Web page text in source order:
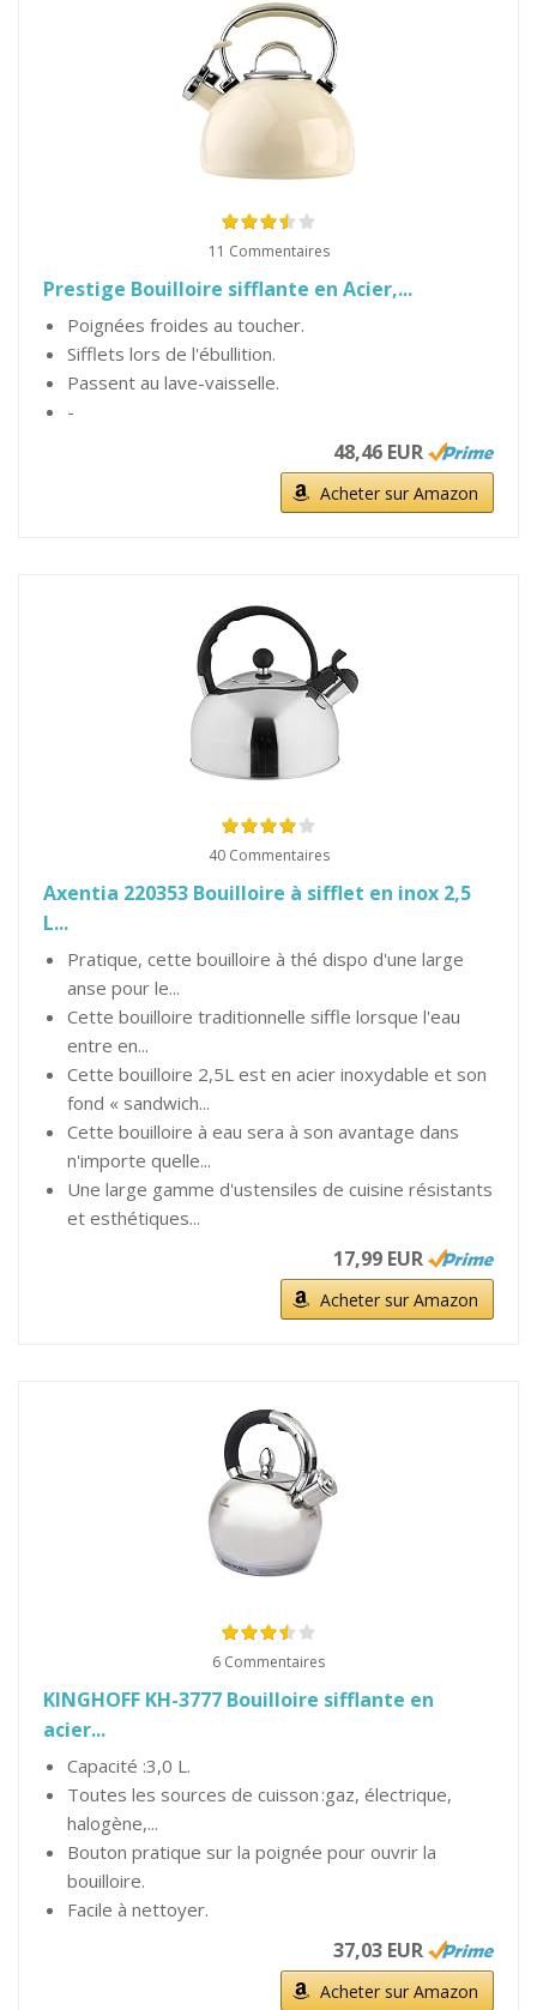
11 Commentaires
Prestige Bouilloire sifflante en Acier,...
Poignées froides au toucher.
Sifflets lors de l'ébullition.
Passent au lave-vaisselle.
-
48,46 EUR
Acheter sur Amazon
40 Commentaires
Axentia 220353 Bouilloire à sifflet en inox 2,5
L...
Pratique, cette bouilloire à thé dispo d'une large
anse pour le...
Cette bouilloire traditionnelle siffle lorsque l'eau
entre en...
Cette bouilloire 2,5L est en acier inoxydable et son
fond « sandwich...
Cette bouilloire à eau sera à son avantage dans
n'importe quelle...
Une large gamme d'ustensiles de cuisine résistants
et esthétiques...
17,99 EUR
Acheter sur Amazon
6 Commentaires
KINGHOFF KH-3777 Bouilloire sifflante en
acier...
Capacité :3,0 L.
Toutes les sources de cuisson :gaz, électrique,
halogène,...
Bouton pratique sur la poignée pour ouvrir la
bouilloire.
Facile à nettoyer.
37,03 EUR
Acheter sur Amazon